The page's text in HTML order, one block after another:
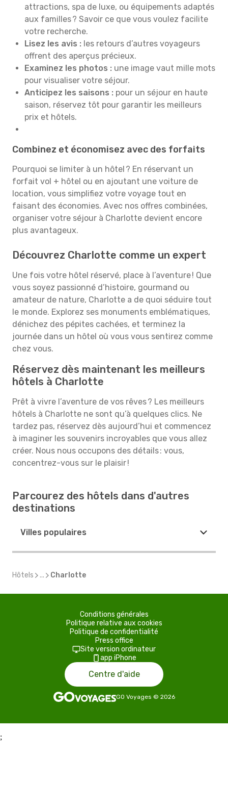
attractions, spa de luxe, ou équipements adaptés
aux familles ? Savoir ce que vous voulez facilite
votre recherche.
Lisez les avis : les retours d’autres voyageurs
offrent des aperçus précieux.
Examinez les photos : une image vaut mille mots
pour visualiser votre séjour.
Anticipez les saisons : pour un séjour en haute
saison, réservez tôt pour garantir les meilleurs
prix et hôtels.
Combinez et économisez avec des forfaits
Pourquoi se limiter à un hôtel ? En réservant un
forfait vol + hôtel ou en ajoutant une voiture de
location, vous simplifiez votre voyage tout en
faisant des économies. Avec nos offres combinées,
organiser votre séjour à Charlotte devient encore
plus avantageux.
Découvrez Charlotte comme un expert
Une fois votre hôtel réservé, place à l’aventure ! Que
vous soyez passionné d’histoire, gourmand ou
amateur de nature, Charlotte a de quoi séduire tout
le monde. Explorez ses monuments emblématiques,
dénichez des pépites cachées, et terminez la
journée dans un hôtel où vous vous sentirez comme
chez vous.
Réservez dès maintenant les meilleurs
hôtels à Charlotte
Prêt à vivre l’aventure de vos rêves ? Les meilleurs
hôtels à Charlotte ne sont qu’à quelques clics. Ne
tardez pas, réservez dès aujourd’hui et commencez
à imaginer les souvenirs incroyables que vous allez
créer. Nous nous occupons des détails : vous,
concentrez-vous sur le plaisir !
Parcourez des hôtels dans d'autres
destinations
Villes populaires
Hôtels ... Charlotte
Conditions générales
Politique relative aux cookies
Politique de confidentialité
Press office
Site version ordinateur
app iPhone
Centre d'aide
GO Voyages © 2026
;